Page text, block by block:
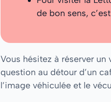
de bon sens,
Vous hésitez à réserver
question au détour d’un
l’image véhiculée et le